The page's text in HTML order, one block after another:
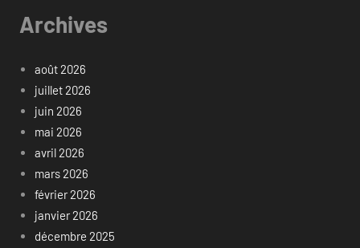
Archives
août 2026
juillet 2026
juin 2026
mai 2026
avril 2026
mars 2026
février 2026
janvier 2026
décembre 2025